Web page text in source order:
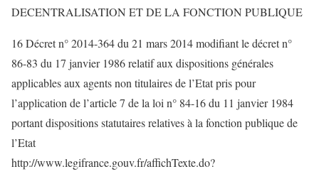
DECENTRALISATION ET DE LA FONCTION PUBLIQUE
16 Décret n° 2014-364 du 21 mars 2014 modifiant le décret n°
86-83 du 17 janvier 1986 relatif aux dispositions générales
applicables aux agents non titulaires de l’Etat pris pour
l’application de l’article 7 de la loi n° 84-16 du 11 janvier 1984
portant dispositions statutaires relatives à la fonction publique de
l’Etat
http://www.legifrance.gouv.fr/affichTexte.do?